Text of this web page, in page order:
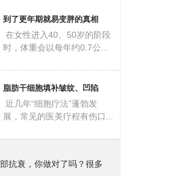
到了更年期就易变胖的真相
性进入40、50岁的阶段
时，体重会以每年约0.7公...
脂肪干细胞填补皱纹、凹陷
几年“细胞疗法”蓬勃发
展，常见的医美疗程有伤口...
抗衰，你做对了吗？很多